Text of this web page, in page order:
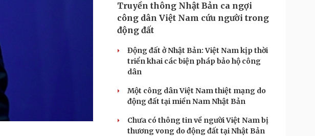
Truyền thông Nhật Bản ca ngợi
công dân Việt Nam cứu người trong
động đất
Động đất ở Nhật Bản: Việt Nam kịp thời
triển khai các biện pháp bảo hộ công
dân
Một công dân Việt Nam thiệt mạng do
động đất tại miền Nam Nhật Bản
Chưa có thông tin về người Việt Nam bị
thương vong do động đất tại Nhật Bản